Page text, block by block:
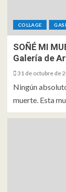
COLLAGE
SOÑÉ MI
Galería de
31 de octubre de
Ningún
muerte. Esta